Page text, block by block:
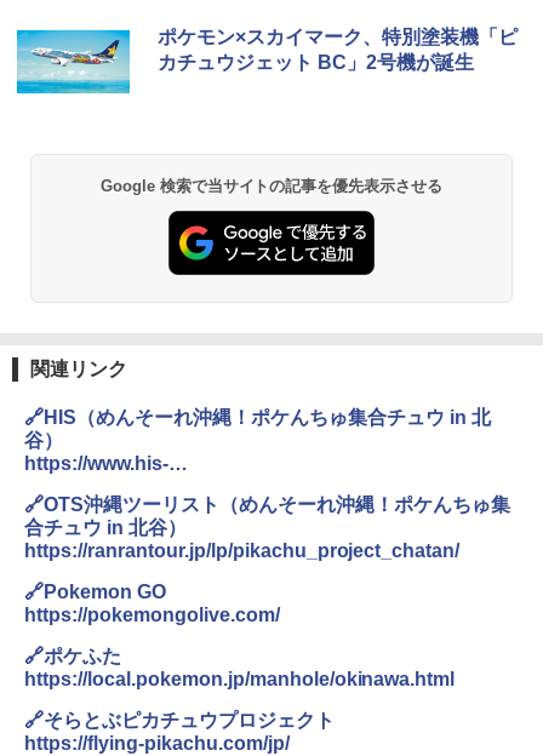
ポケモン×スカイマーク、特別塗装機「ピ
カチュウジェット BC」2号機が誕生
Google 検索で当サイトの記事を優先表示させる
関連リンク
🔗HIS（めんそーれ沖縄！ポケんちゅ集合チュウ in 北
谷）
https://www.his-
ml
🔗OTS沖縄ツーリスト（めんそーれ沖縄！ポケんちゅ集
合チュウ in 北谷）
https://ranrantour.jp/lp/pikachu_project_chatan/
🔗Pokemon GO
https://pokemongolive.com/
🔗ポケふた
https://local.pokemon.jp/manhole/okinawa.html
🔗そらとぶピカチュウプロジェクト
https://flying-pikachu.com/jp/